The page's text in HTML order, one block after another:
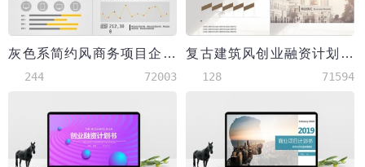
灰色系简约风商务项目企划书PPT模板
244 72003
复古建筑风创业融资计划书PPT模板
128 71594